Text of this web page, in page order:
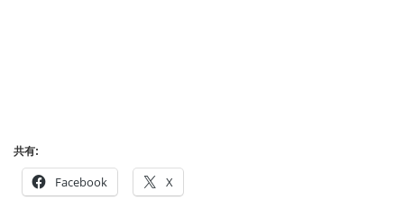
共有:
Facebook X